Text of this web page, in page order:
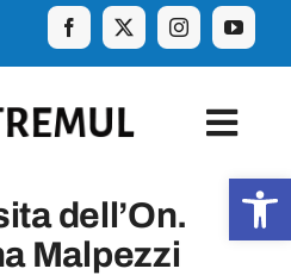
dell’On.
Malpezzi